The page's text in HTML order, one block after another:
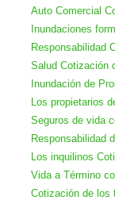
Auto Comercial
Inundaciones
Responsabilidad
Salud Cotización
Inundación de
Los propietarios
Seguros de vida
Responsabilidad
Los inquilinos
Vida a Término
Cotización de los